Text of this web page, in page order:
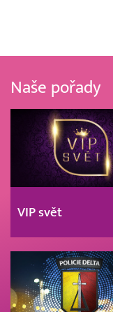
Naše pořady
VIP svět